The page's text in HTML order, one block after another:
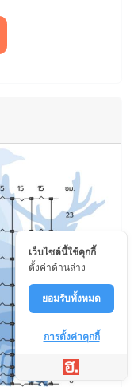
เว็บไซต์นี้ใช้คุกกี้
ตั้งค่าด้านล่าง
ยอมรับทั้งหมด
การตั้งค่าคุกกี้